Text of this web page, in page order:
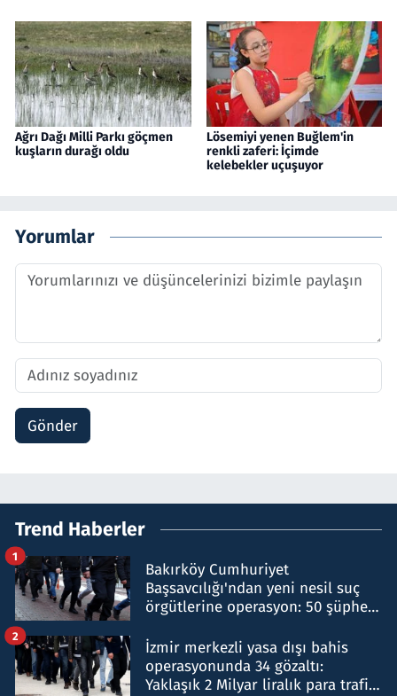
Ağrı Dağı Milli Parkı göçmen
kuşların durağı oldu
Lösemiyi yenen Buğlem'in
renkli zaferi: İçimde
kelebekler uçuşuyor
Yorumlar
Gönder
Trend Haberler
Bakırköy Cumhuriyet
Başsavcılığı'ndan yeni nesil suç
örgütlerine operasyon: 50 şüpheli
1
İzmir merkezli yasa dışı bahis
operasyonunda 34 gözaltı:
Yaklaşık 2 Milyar liralık para trafiği
2